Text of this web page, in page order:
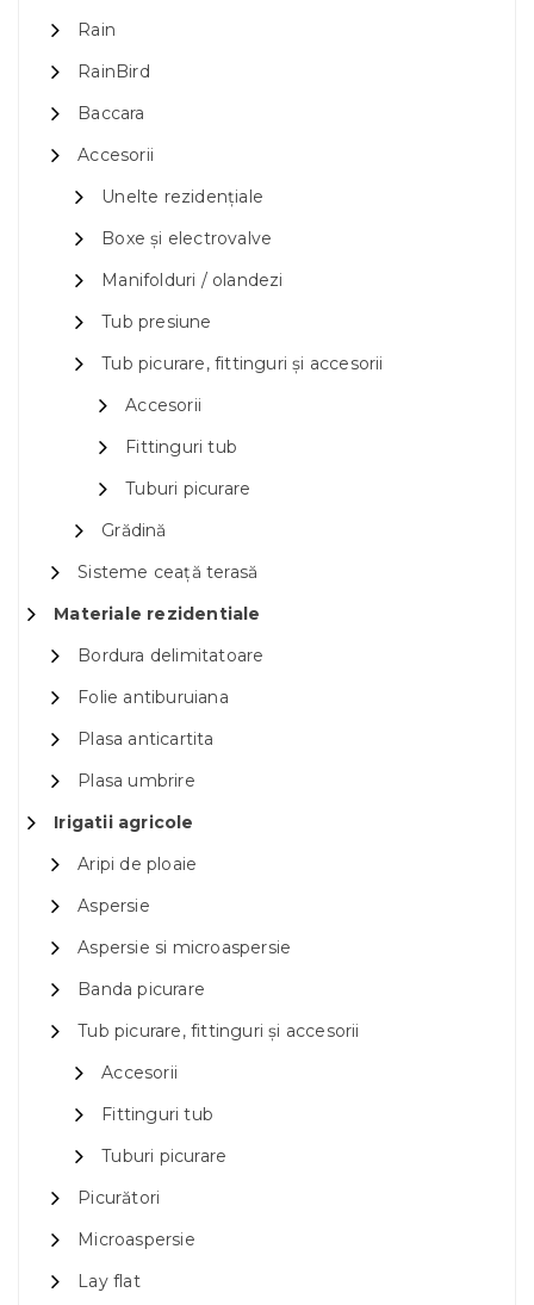
Rain
RainBird
Baccara
Accesorii
Unelte rezidențiale
Boxe și electrovalve
Manifolduri / olandezi
Tub presiune
Tub picurare, fittinguri și accesorii
Accesorii
Fittinguri tub
Tuburi picurare
Grădină
Sisteme ceață terasă
Materiale rezidentiale
Bordura delimitatoare
Folie antiburuiana
Plasa anticartita
Plasa umbrire
Irigatii agricole
Aripi de ploaie
Aspersie
Aspersie si microaspersie
Banda picurare
Tub picurare, fittinguri și accesorii
Accesorii
Fittinguri tub
Tuburi picurare
Picurători
Microaspersie
Lay flat